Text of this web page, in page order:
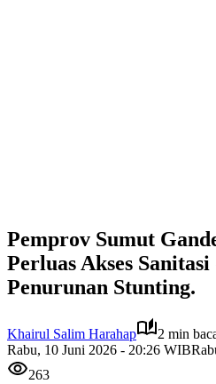
Pemprov Sumut
Perluas Akses
Penurunan Stunting.
Khairul Salim Harahap
2 min
Rabu, 10 Juni 2026 - 20:26 WIB
263